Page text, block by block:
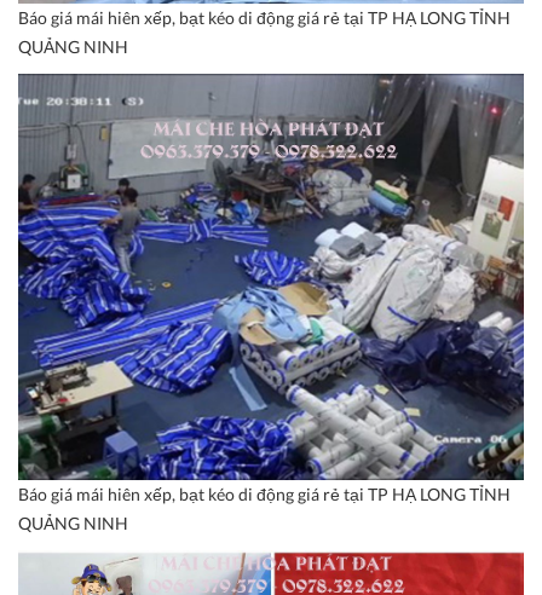
Báo giá mái hiên xếp, bạt kéo di động giá rẻ tại TP HẠ LONG TỈNH
QUẢNG NINH
Báo giá mái hiên xếp, bạt kéo di động giá rẻ tại TP HẠ LONG TỈNH
QUẢNG NINH